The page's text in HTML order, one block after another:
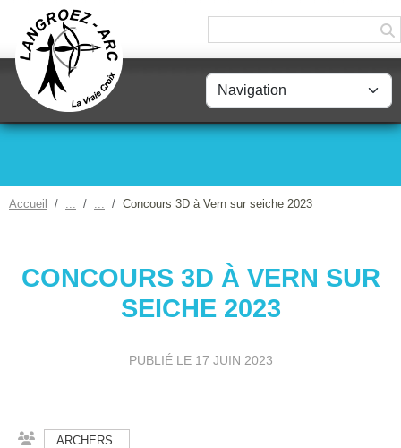
Accueil Concours 3D à Vern sur seiche 2023
CONCOURS 3D À VERN SUR
SEICHE 2023
PUBLIÉ LE 17 JUIN 2023
ARCHERS
Panneau de gestion des cookies